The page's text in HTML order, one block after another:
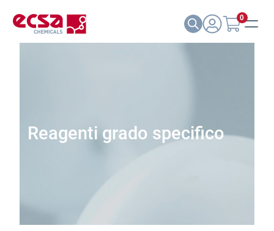
0
Reagenti grado specifico